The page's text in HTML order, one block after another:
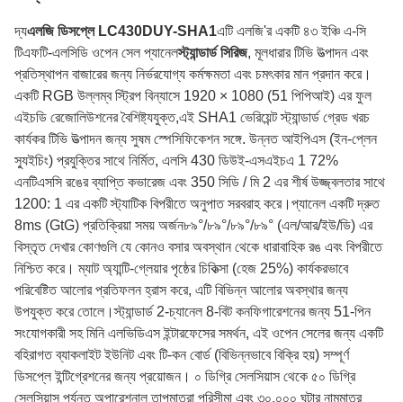
দ্যএলজি ডিসপ্লে LC430DUY-SHA1এটি এলজি'র একটি ৪৩ ইঞ্চি এ-সি
টিএফটি-এলসিডি ওপেন সেল প্যানেলস্ট্যান্ডার্ড সিরিজ, মূলধারার টিভি উত্পাদন এবং
প্রতিস্থাপন বাজারের জন্য নির্ভরযোগ্য কর্মক্ষমতা এবং চমৎকার মান প্রদান করে।
একটি RGB উল্লম্ব স্ট্রিপ বিন্যাসে 1920 × 1080 (51 পিপিআই) এর ফুল
এইচডি রেজোলিউশনের বৈশিষ্ট্যযুক্ত,এই SHA1 ভেরিয়েন্ট স্ট্যান্ডার্ড গ্রেড খরচ
কার্যকর টিভি উত্পাদন জন্য সুষম স্পেসিফিকেশন সঙ্গে. উন্নত আইপিএস (ইন-প্লেন
স্যুইচিং) প্রযুক্তির সাথে নির্মিত, এলসি 430 ডিউই-এসএইচএ 1 72%
এনটিএসসি রঙের ব্যাপ্তি কভারেজ এবং 350 সিডি / মি 2 এর শীর্ষ উজ্জ্বলতার সাথে
1200: 1 এর একটি স্ট্যাটিক বিপরীতে অনুপাত সরবরাহ করে।প্যানেল একটি দ্রুত
8ms (GtG) প্রতিক্রিয়া সময় অর্জন৮৯°/৮৯°/৮৯°/৮৯° (এল/আর/ইউ/ডি) এর
বিস্তৃত দেখার কোণগুলি যে কোনও বসার অবস্থান থেকে ধারাবাহিক রঙ এবং বিপরীতে
নিশ্চিত করে। ম্যাট অ্যান্টি-গ্লেয়ার পৃষ্ঠের চিকিত্সা (হেজ 25%) কার্যকরভাবে
পরিবেষ্টিত আলোর প্রতিফলন হ্রাস করে, এটি বিভিন্ন আলোর অবস্থার জন্য
উপযুক্ত করে তোলে।স্ট্যান্ডার্ড 2-চ্যানেল 8-বিট কনফিগারেশনের জন্য 51-পিন
সংযোগকারী সহ মিনি এলভিডিএস ইন্টারফেসের সমর্থন, এই ওপেন সেলের জন্য একটি
বহিরাগত ব্যাকলাইট ইউনিট এবং টি-কন বোর্ড (বিভিন্নভাবে বিক্রি হয়) সম্পূর্ণ
ডিসপ্লে ইন্টিগ্রেশনের জন্য প্রয়োজন। ০ ডিগ্রি সেলসিয়াস থেকে ৫০ ডিগ্রি
সেলসিয়াস পর্যন্ত অপারেশনাল তাপমাত্রা পরিসীমা এবং ৩০,০০০ ঘন্টার নামমাত্র